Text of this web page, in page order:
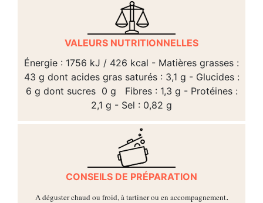
VALEURS NUTRITIONNELLES
Énergie : 1756 kJ / 426 kcal - Matières grasses :
43 g dont acides gras saturés : 3,1 g - Glucides :
6 g dont sucres 0 g Fibres : 1,3 g - Protéines :
2,1 g - Sel : 0,82 g
CONSEILS DE PRÉPARATION
A déguster chaud ou froid, à tartiner ou en accompagnement.